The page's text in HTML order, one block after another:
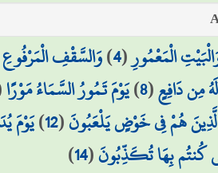
الْمَعْمُورِ(
4
)وَالسَّقْفِ الْمَرْفُوعِ
مِن دَافِعٍ(
8
)يَوْمَ تَمُورُ السَّمَاءُ مَوْرًا
هُمْ فِي خَوْضٍ يَلْعَبُونَ(
12
)يَوْمَ
كُنتُم بِهَا تُكَذِّبُونَ(
14
)